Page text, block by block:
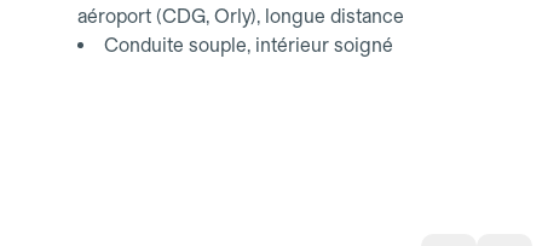
aéroport (CDG, Orly), longue distance
Conduite souple, intérieur soigné